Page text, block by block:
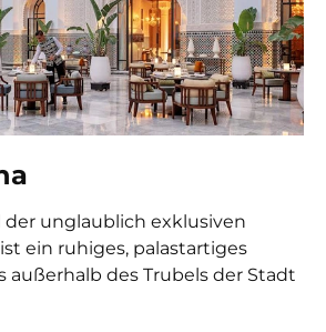
der unglaublich exklusiven
ein ruhiges, palastartiges
außerhalb des Trubels der Stadt